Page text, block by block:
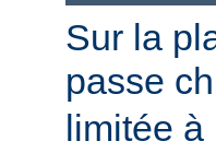
Sur la
passe
limitée à